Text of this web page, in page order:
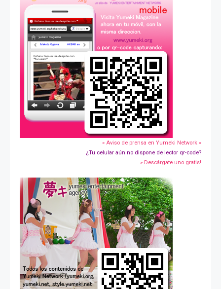
» Aviso de prensa en Yumeki Network »
¿Tu celular aún no dispone de lector qr-code?
» Descárgate uno gratis!